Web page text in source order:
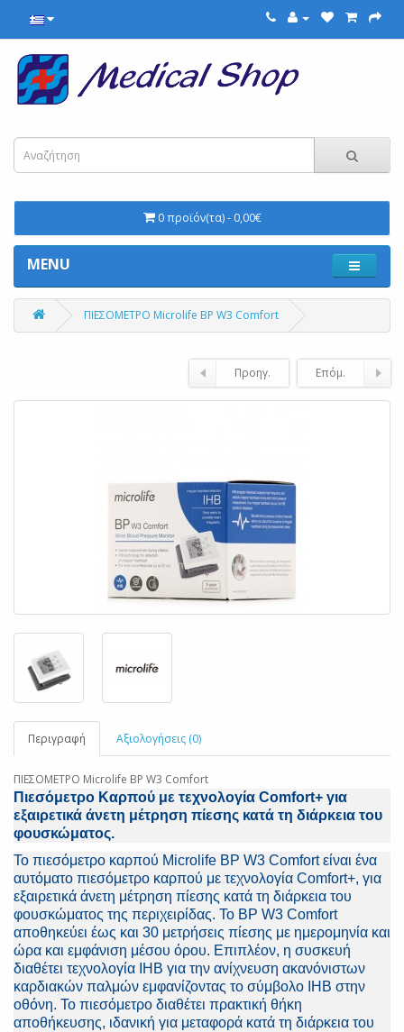
0 προϊόν(τα) - 0,00€
MENU
ΠΙΕΣΟΜΕΤΡΟ Microlife BP W3 Comfort
Προηγ. Επόμ.
Περιγραφή Αξιολογήσεις (0)
ΠΙΕΣΟΜΕΤΡΟ Microlife BP W3 Comfort
Πιεσόμετρο Καρπού με τεχνολογία Comfort+ για
εξαιρετικά άνετη μέτρηση πίεσης κατά τη διάρκεια του
φουσκώματος.
Το πιεσόμετρο καρπού Microlife BP W3 Comfort είναι ένα
αυτόματο πιεσόμετρο καρπού με τεχνολογία Comfort+, για
εξαιρετικά άνετη μέτρηση πίεσης κατά τη διάρκεια του
φουσκώματος της περιχειρίδας. Το BP W3 Comfort
αποθηκεύει έως και 30 μετρήσεις πίεσης με ημερομηνία και
ώρα και εμφάνιση μέσου όρου. Επιπλέον, η συσκευή
διαθέτει τεχνολογία IHB για την ανίχνευση ακανόνιστων
καρδιακών παλμών εμφανίζοντας το σύμβολο IHB στην
οθόνη. Το πιεσόμετρο διαθέτει πρακτική θήκη
αποθήκευσης, ιδανική για μεταφορά κατά τη διάρκεια του